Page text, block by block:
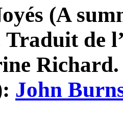
(A
de
Richard.
John